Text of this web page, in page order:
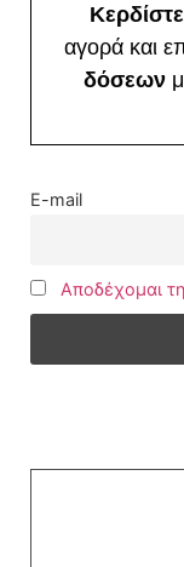
αγορά και
δόσεων
E-mail
Αποδέχομαι